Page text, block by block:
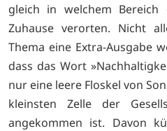
gleich in welchem
Zuhause verorten. Nicht
Thema eine Extra-Ausgabe
dass das Wort
nur eine leere Floskel von
kleinsten Zelle der
angekommen ist. Davon